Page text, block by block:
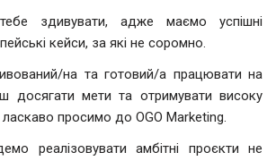
здивувати, адже маємо успішні
кейси, за які не соромно.
на та готовий/а працювати на
досягати мети та отримувати високу
ласкаво просимо до OGO Marketing.
реалізовувати амбітні проєкти не